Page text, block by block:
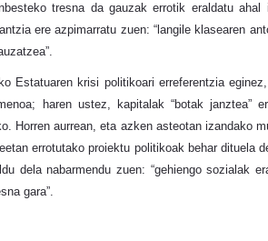
tresna da gauzak errotik eraldatu ahal
ere azpimarratu zuen: “langile klasearen
Estatuaren krisi politikoari erreferentzia
haren ustez, kapitalak “botak janztea”
Horren aurrean, eta azken asteotan izandako
errotutako proiektu politikoak behar dituela
dela nabarmendu zuen: “gehiengo sozialak
gara”.